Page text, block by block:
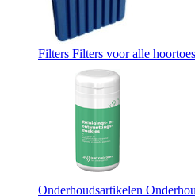
Filters Filters voor alle
Onderhoudsartikelen